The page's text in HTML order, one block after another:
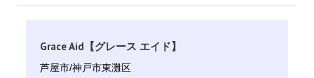
Grace Aid【グレース エイド】
芦屋市/神戸市東灘区